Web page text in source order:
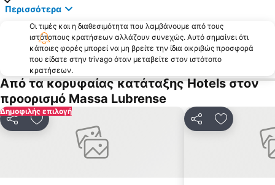
Fuorigrotta
Arenella
Lago Patria
Avvocata
Porto di Salerno
Mostra d'Oltremare
Piazza Carità
Forcella
Via Tribunali
Pendino
Parco di Capodimonte
Piscinola
Centro storico
Duomo di Amalfi
Περισσότερα
Οι τιμές και η διαθεσιμότητα που λαμβάνουμε από τους
ιστότοπους κρατήσεων αλλάζουν συνεχώς. Αυτό σημαίνει ότι
κάποιες φορές μπορεί να μη βρείτε την ίδια ακριβώς προσφορά
που είδατε στην trivago όταν μεταβείτε στον ιστότοπο
κρατήσεων.
Από τα κορυφαίας κατάταξης Hotels στον
προορισμό Massa Lubrense
Δημοφιλής επιλογή
ΚοινοποίησηΠροσθήκη στα αγαπημένα ΚοινοποίησηΠροσθήκη